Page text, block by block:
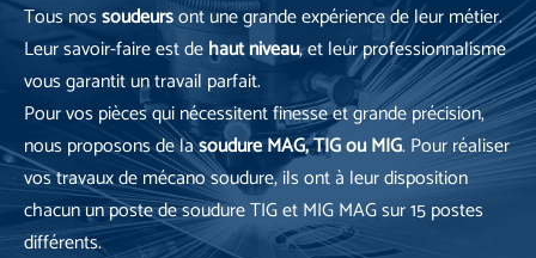
Tous nossoudeursont une grande expérience de leur métier.
Leur savoir-faire est dehaut niveau, et leur professionnalisme
vous garantit un travail parfait.
Pour vos pièces qui nécessitent finesse et grande précision,
nous proposons de lasoudure MAG, TIG ou MIG. Pour réaliser
vos travaux de mécano soudure, ils ont à leur disposition
chacun un poste de soudure TIG et MIG MAG sur 15 postes
différents.